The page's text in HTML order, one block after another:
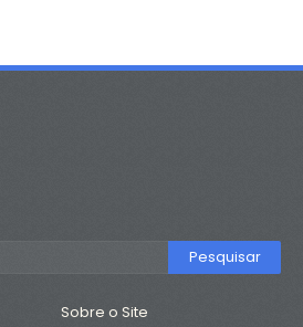
Sobre o Site